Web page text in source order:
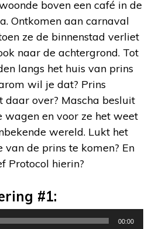
boven een café in de
Ontkomen aan carnaval
ze de binnenstad verliet
naar de achtergrond. Tot
langs het huis van prins
wil je dat? Prins
daar over? Mascha besluit
wagen en voor ze het weet
wereld. Lukt het
de prins te komen? En
Protocol hierin?
#1:
00:00